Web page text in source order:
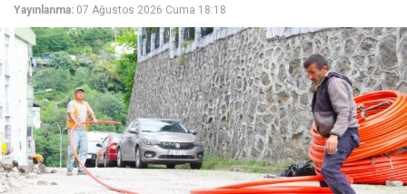
Yayınlanma: 07 Ağustos 2026 Cuma 18:18